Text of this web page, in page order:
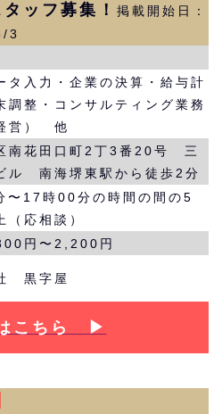
ッフ募集！
掲載開始日：
3
タ入力・企業の決算・給与計
調整・コンサルティング業務
営） 他
南花田口町2丁3番20号 三
ル 南海堺東駅から徒歩2分
〜17時00分の時間の間の5
（応相談）
円〜2,200円
黒字屋
こちら ▶︎